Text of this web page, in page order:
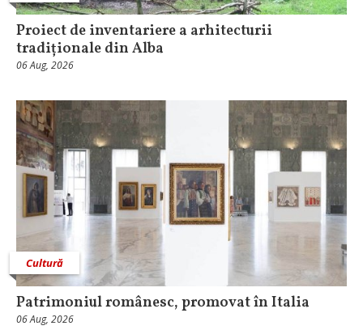
Proiect de inventariere a arhitecturii
tradiționale din Alba
06 Aug, 2026
Cultură
Patrimoniul românesc, promovat în Italia
06 Aug, 2026